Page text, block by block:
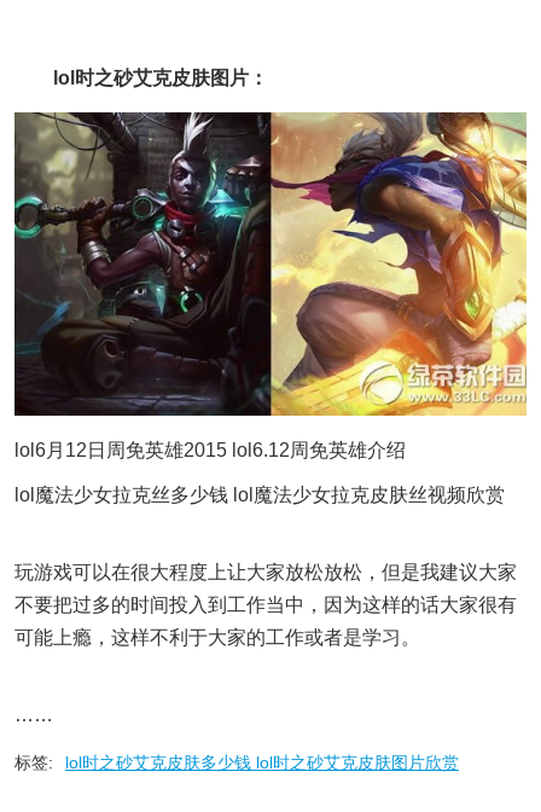
lol时之砂艾克皮肤图片：
lol6月12日周免英雄2015 lol6.12周免英雄介绍
lol魔法少女拉克丝多少钱 lol魔法少女拉克皮肤丝视频欣赏
玩游戏可以在很大程度上让大家放松放松，但是我建议大家
不要把过多的时间投入到工作当中，因为这样的话大家很有
可能上瘾，这样不利于大家的工作或者是学习。
……
标签: lol时之砂艾克皮肤多少钱 lol时之砂艾克皮肤图片欣赏